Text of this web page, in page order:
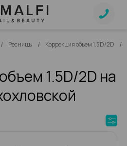
/ Ресницы / Коррекция объем 1.5D/2D /
1.5D/2D на